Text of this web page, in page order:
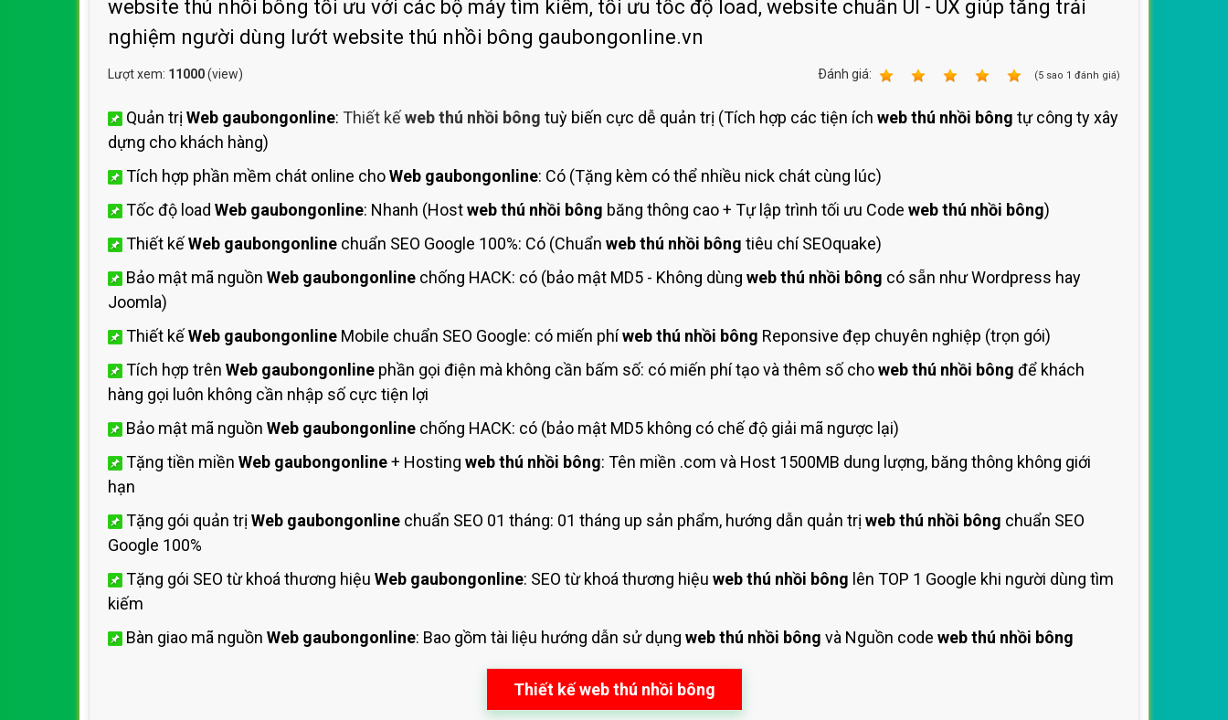
Bảng giá quảng cáo Facebook
Bảng giá SEO Website
website thú nhồi bông tối ưu với các bộ máy tìm kiếm, tối ưu tốc độ load, website chuẩn UI - UX giúp tăng trải
nghiệm người dùng lướt website thú nhồi bông gaubongonline.vn
Lượt xem: 11000(view) Ðánh giá: (5 sao 1 đánh giá)
Quản trị Web gaubongonline: Thiết kếweb thú nhồi bông tuỳ biến cực dễ quản trị (Tích hợp các tiện ích web thú nhồi bông tự công ty xây
dựng cho khách hàng)
Tích hợp phần mềm chát online choWeb gaubongonline: Có (Tặng kèm có thể nhiều nick chát cùng lúc)
Tốc độ load Web gaubongonline: Nhanh (Hostweb thú nhồi bông băng thông cao + Tự lập trình tối ưu Code web thú nhồi bông)
Thiết kếWeb gaubongonline chuẩn SEO Google 100%: Có (Chuẩn web thú nhồi bông tiêu chí SEOquake)
Bảo mật mã nguồn Web gaubongonline chống HACK: có (bảo mật MD5 - Không dùng web thú nhồi bông có sẵn như Wordpress hay
Joomla)
Thiết kếWeb gaubongonline Mobile chuẩn SEO Google: có miến phíweb thú nhồi bông Reponsive đẹp chuyên nghiệp (trọn gói)
Tích hợp trên Web gaubongonline phần gọi điện mà không cần bấm số: có miến phí tạo và thêm số choweb thú nhồi bông để khách
hàng gọi luôn không cần nhập số cực tiện lợi
Bảo mật mã nguồn Web gaubongonline chống HACK: có (bảo mật MD5 không có chế độ giải mã ngược lại)
Tặng tiền miền Web gaubongonline+ Hosting web thú nhồi bông: Tên miền .com và Host 1500MB dung lượng, băng thông không giới
hạn
Tặng gói quản trị Web gaubongonline chuẩn SEO 01 tháng: 01 tháng up sản phẩm, hướng dẫn quản trị web thú nhồi bông chuẩn SEO
Google 100%
Tặng gói SEO từ khoá thương hiệu Web gaubongonline: SEO từ khoá thương hiệu web thú nhồi bông lên TOP 1 Google khi người dùng tìm
kiếm
Bàn giao mã nguồn Web gaubongonline: Bao gồm tài liệu hướng dẫn sử dụng web thú nhồi bông và Nguồn code web thú nhồi bông
Thiết kế web thú nhồi bông